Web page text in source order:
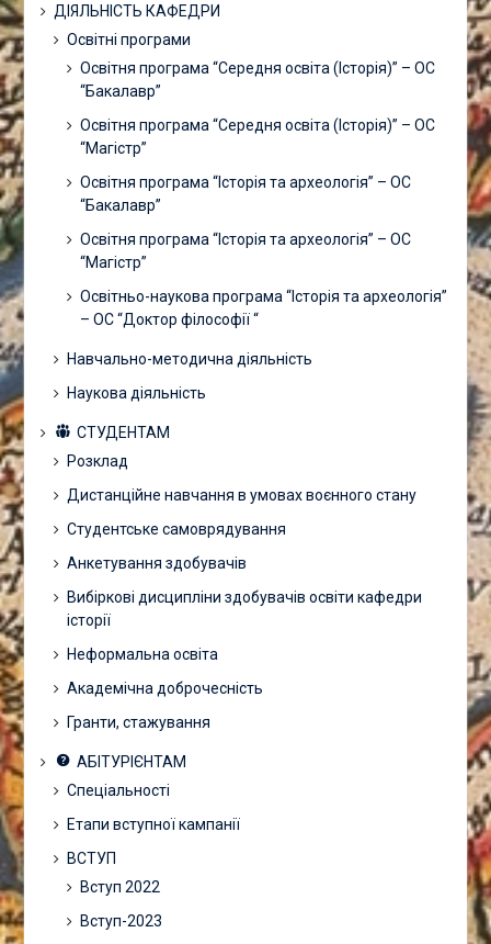
ДІЯЛЬНІСТЬ КАФЕДРИ
Освітні програми
Освітня програма “Середня освіта (Історія)” – ОС
“Бакалавр”
Освітня програма “Середня освіта (Історія)” – ОС
“Магістр”
Освітня програма “Історія та археологія” – ОС
“Бакалавр”
Освітня програма “Історія та археологія” – ОС
“Магістр”
Освітньо-наукова програма “Історія та археологія”
– ОС “Доктор філософії “
Навчально-методична діяльність
Наукова діяльність
СТУДЕНТАМ
Розклад
Дистанційне навчання в умовах воєнного стану
Студентське самоврядування
Анкетування здобувачів
Вибіркові дисципліни здобувачів освіти кафедри
історії
Неформальна освіта
Академічна доброчесність
Гранти, стажування
АБІТУРІЄНТАМ
Спеціальності
Етапи вступної кампанії
ВСТУП
Вступ 2022
Вступ-2023